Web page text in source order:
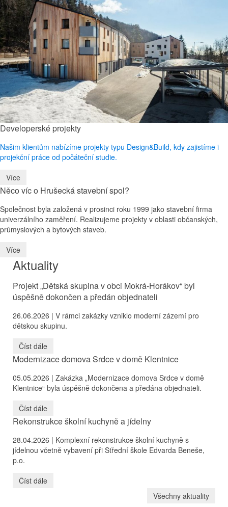
Developerské projekty
Našim klientům nabízíme projekty typu Design&Build, kdy zajistíme i
projekční práce od počáteční studie.
Více
Něco víc o Hrušecká stavební spol?
Společnost byla založená v prosinci roku 1999 jako stavební firma
univerzálního zaměření. Realizujeme projekty v oblasti občanských,
průmyslových a bytových staveb.
Více
Aktuality
Projekt „Dětská skupina v obci Mokrá-Horákov“ byl
úspěšně dokončen a předán objednateli
26.06.2026 | V rámci zakázky vzniklo moderní zázemí pro
dětskou skupinu.
Číst dále
Modernizace domova Srdce v domě Klentnice
05.05.2026 | Zakázka „Modernizace domova Srdce v domě
Klentnice“ byla úspěšně dokončena a předána objednateli.
Číst dále
Rekonstrukce školní kuchyně a jídelny
28.04.2026 | Komplexní rekonstrukce školní kuchyně s
jídelnou včetně vybavení při Střední škole Edvarda Beneše,
p.o.
Číst dále
Všechny aktuality